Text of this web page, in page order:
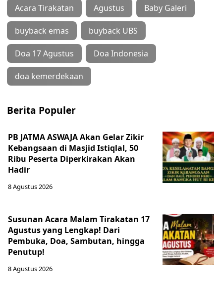
Acara Tirakatan Agustus Baby Galeri
buyback emas buyback UBS
Doa 17 Agustus Doa Indonesia
doa kemerdekaan
Berita Populer
PB JATMA ASWAJA Akan Gelar Zikir
Kebangsaan di Masjid Istiqlal, 50
Ribu Peserta Diperkirakan Akan
Hadir
8 Agustus 2026
Susunan Acara Malam Tirakatan 17
Agustus yang Lengkap! Dari
Pembuka, Doa, Sambutan, hingga
Penutup!
8 Agustus 2026